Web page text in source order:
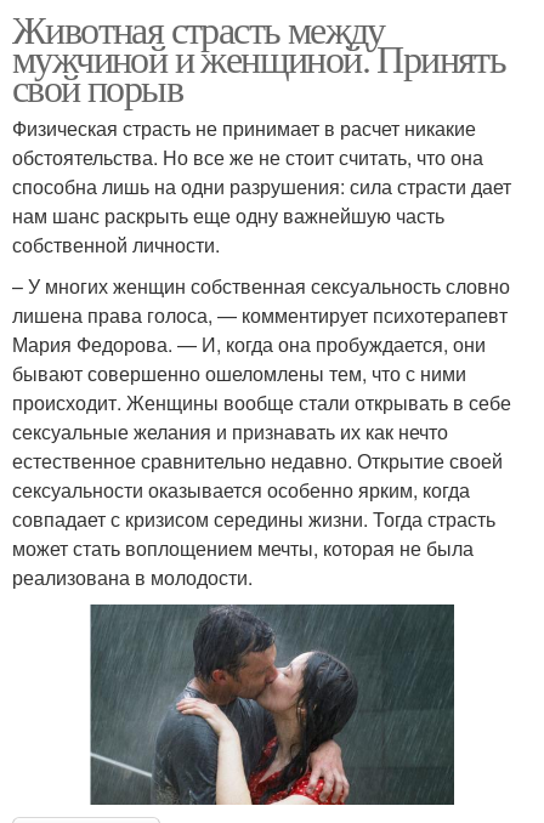
Животная страсть между
мужчиной и женщиной. Принять
свой порыв
Физическая страсть не принимает в расчет никакие
обстоятельства. Но все же не стоит считать, что она
способна лишь на одни разрушения: сила страсти дает
нам шанс раскрыть еще одну важнейшую часть
собственной личности.
– У многих женщин собственная сексуальность словно
лишена права голоса, — комментирует психотерапевт
Мария Федорова. — И, когда она пробуждается, они
бывают совершенно ошеломлены тем, что с ними
происходит. Женщины вообще стали открывать в себе
сексуальные желания и признавать их как нечто
естественное сравнительно недавно. Открытие своей
сексуальности оказывается особенно ярким, когда
совпадает с кризисом середины жизни. Тогда страсть
может стать воплощением мечты, которая не была
реализована в молодости.